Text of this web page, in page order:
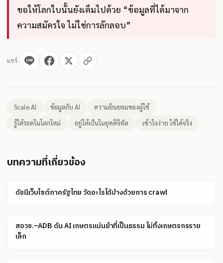
ขอให้โลกใบนั้นยังเต็มไปด้วย “ข้อมูลที่ได้มาจาก
ความสมัครใจ ไม่ใช่การลักลอบ”
แชร์
Scale AI ข้อมูลกับ AI
ความยินยอมของผู้ใช้
รู้ให้รอดในโลกใหม่
อยู่ให้เป็นในยุคดิจิทัล เข้าใจง่าย ใช้ได้จริง
บทความที่เกี่ยวข้อง
ดัชนีเว็บไซต์ภาครัฐไทย วัดอะไรได้บ้างด้วยการ crawl
สอวช.–ADB ดัน AI เกษตรแม่นยำที่เป็นธรรม ไม่ทิ้งเกษตรกรราย
เล็ก